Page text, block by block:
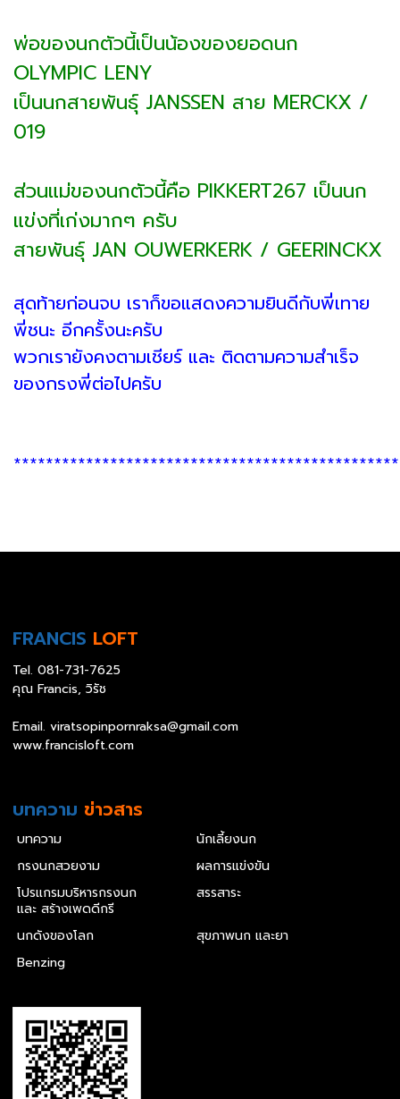
พ่อของนกตัวนี้เป็นน้องของยอดนก
OLYMPIC LENY
เป็นนกสายพันธุ์ JANSSEN สาย MERCKX /
019
ส่วนแม่ของนกตัวนี้คือ PIKKERT267 เป็นนก
แข่งที่เก่งมากๆ ครับ
สายพันธุ์ JAN OUWERKERK / GEERINCKX
สุดท้ายก่อนจบ เราก็ขอแสดงความยินดีกับพี่เทาย
พี่ชนะ อีกครั้งนะครับ
พวกเรายังคงตามเชียร์ และ ติดตามความสำเร็จ
ของกรงพี่ต่อไปครับ
FRANCIS LOFT
Tel. 081-731-7625
คุณ Francis, วิรัช
Email. viratsopinpornraksa@gmail.com
www.francisloft.com
บทความ ข่าวสาร
บทความ
นักเลี้ยงนก
กรงนกสวยงาม
ผลการแข่งขัน
โปรแกรมบริหารกรงนก
และ สร้างเพดดีกรี
สรรสาระ
นกดังของโลก
สุขภาพนก และยา
Benzing